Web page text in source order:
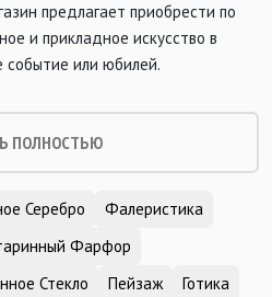
предлагает приобрести по
и прикладное искусство в
событие или юбилей.
ПОЛНОСТЬЮ
Серебро
Фалеристика
Фарфор
Стекло Пейзаж
Готика